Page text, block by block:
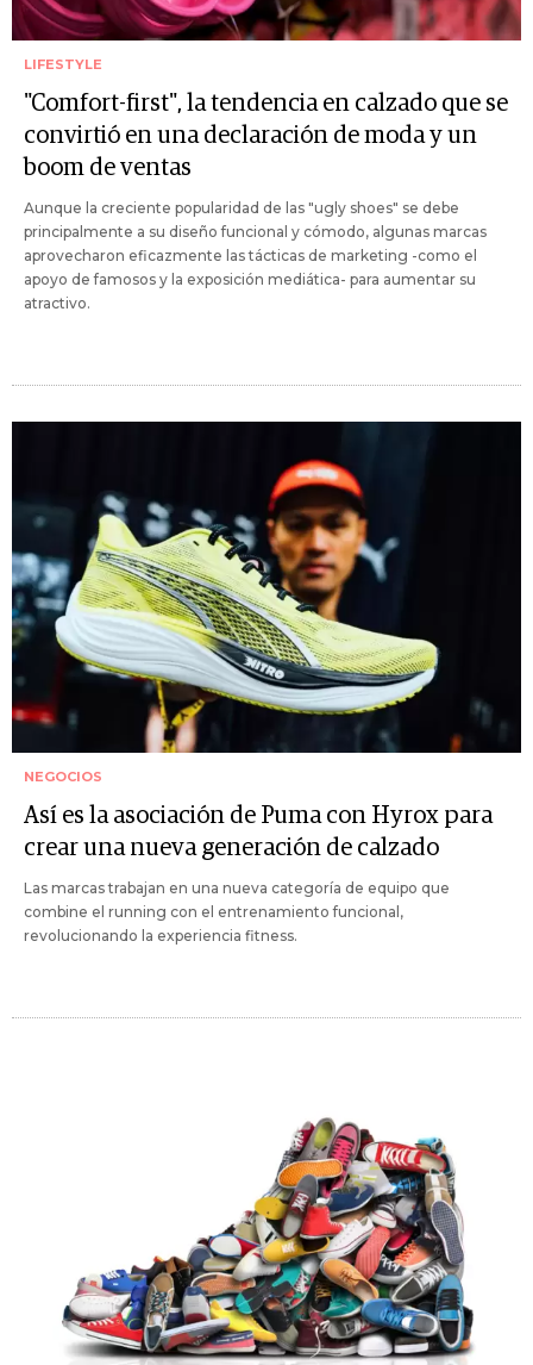
LIFESTYLE
"Comfort-first", la tendencia en calzado que se
convirtió en una declaración de moda y un
boom de ventas
Aunque la creciente popularidad de las "ugly shoes" se debe
principalmente a su diseño funcional y cómodo, algunas marcas
aprovecharon eficazmente las tácticas de marketing -como el
apoyo de famosos y la exposición mediática- para aumentar su
atractivo.
NEGOCIOS
Así es la asociación de Puma con Hyrox para
crear una nueva generación de calzado
Las marcas trabajan en una nueva categoría de equipo que
combine el running con el entrenamiento funcional,
revolucionando la experiencia fitness.